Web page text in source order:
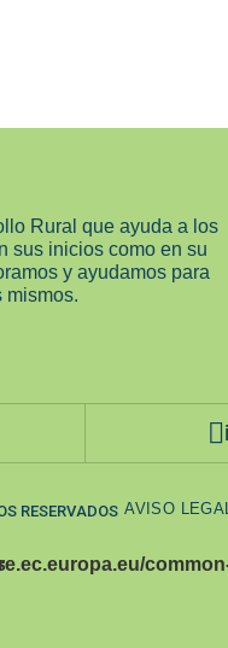
Rural que ayuda a los
sus inicios como en su
y ayudamos para
mismos.
RESERVADOS AVISO